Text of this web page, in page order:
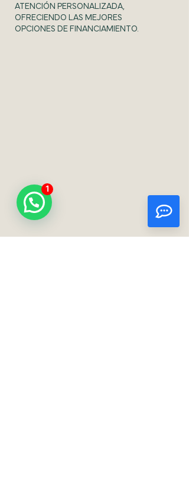
ATENCIÓN PERSONALIZADA,
OFRECIENDO LAS MEJORES
OPCIONES DE FINANCIAMIENTO.